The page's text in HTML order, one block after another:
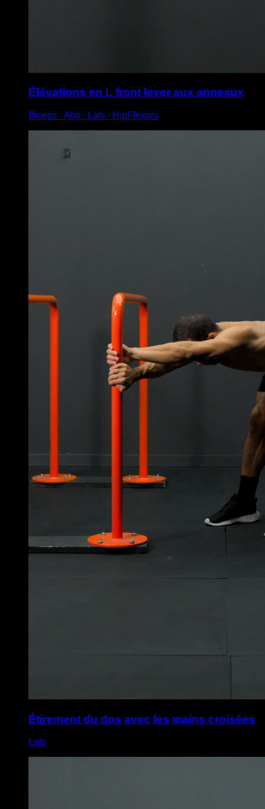
Élévations en L front lever aux anneaux
Biceps ∙ Abs ∙ Lats ∙ HipFlexors
Étirement du dos avec les mains croisées
Lats